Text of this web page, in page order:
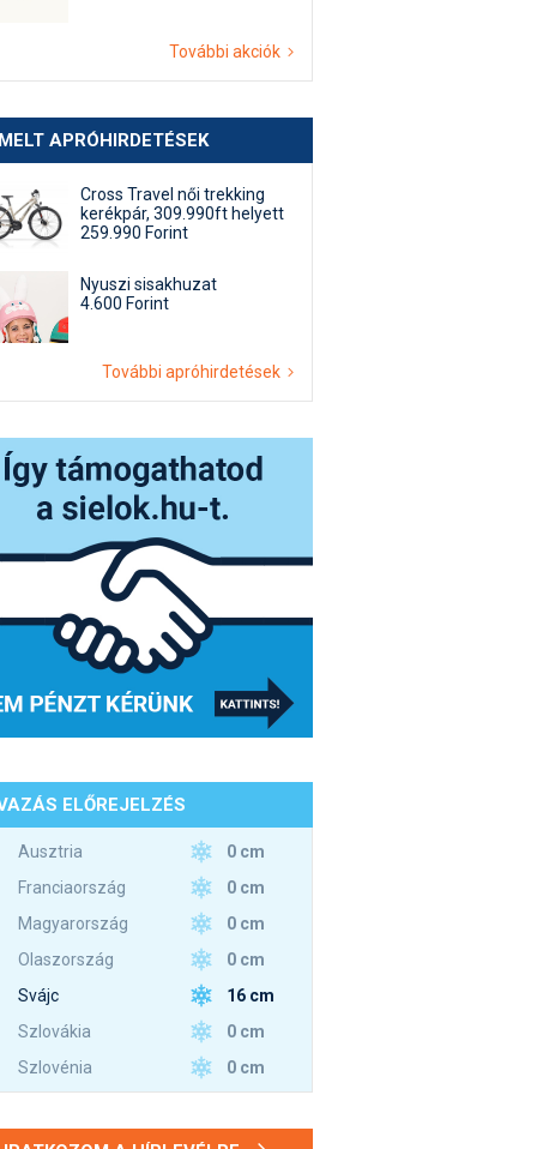
További akciók
APRÓHIRDETÉSEK
Cross Travel női trekking
kerékpár, 309.990ft helyett
259.990 Forint
Nyuszi sisakhuzat
4.600 Forint
További apróhirdetések
ELŐREJELZÉS
Ausztria
0 cm
Franciaország
0 cm
Magyarország
0 cm
Olaszország
0 cm
Svájc
16 cm
Szlovákia
0 cm
Szlovénia
0 cm